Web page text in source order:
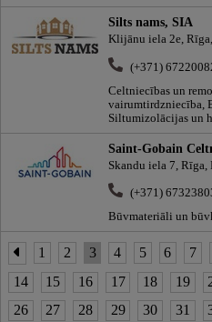
Silts nams, SIA
Klijānu iela 2e,
(+371)
Celtniecības un
vairumtirdzniecība,
Siltumizolācijas un
Saint-Gobain
Skandu iela 7,
(+371)
Būvmateriāli un
1 2 3 4 5 6 7
14
15 16 17 18 19
26
27 28 29 30 31